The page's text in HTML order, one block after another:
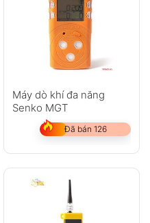
Máy dò khí đa năng
Senko MGT
Đã bán 126